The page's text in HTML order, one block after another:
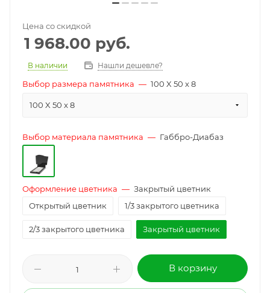
Цена со скидкой
1 968.00 руб.
В наличии Нашли дешевле?
Выбор размера памятника — 100 X 50 x 8
100 X 50 x 8
Выбор материала памятника — Габбро-Диабаз
Оформление цветника — Закрытый цветник
Открытый цветник
1/3 закрытого цветника
2/3 закрытого цветника Закрытый цветник
В корзину